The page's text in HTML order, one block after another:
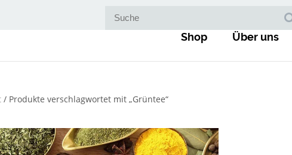
Shop Über uns
/ Produkte verschlagwortet mit „Grüntee“